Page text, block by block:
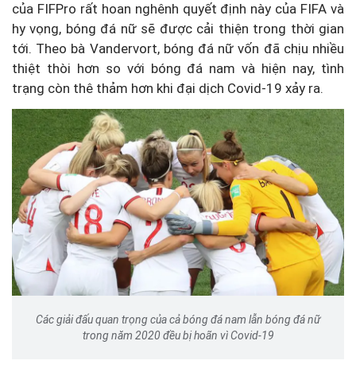
của FIFPro rất hoan nghênh quyết định này của FIFA và
hy vọng, bóng đá nữ sẽ được cải thiện trong thời gian
tới. Theo bà Vandervort, bóng đá nữ vốn đã chịu nhiều
thiệt thòi hơn so với bóng đá nam và hiện nay, tình
trạng còn thê thảm hơn khi đại dịch Covid-19 xảy ra.
Các giải đấu quan trọng của cả bóng đá nam lẫn bóng đá nữ
trong năm 2020 đều bị hoãn vì Covid-19